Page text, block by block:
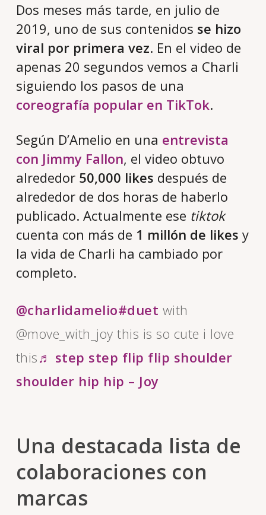
Dos meses más tarde, en julio de
2019, uno de sus contenidos se hizo
viral por primera vez. En el video de
apenas 20 segundos vemos a Charli
siguiendo los pasos de una
coreografía popular en TikTok.
Según D’Amelio en una entrevista
con Jimmy Fallon, el video obtuvo
alrededor 50,000 likes después de
alrededor de dos horas de haberlo
publicado. Actualmente ese tiktok
cuenta con más de 1 millón de likes y
la vida de Charli ha cambiado por
completo.
@charlidamelio#duet with
@move_with_joy this is so cute i love
this♬ step step flip flip shoulder
shoulder hip hip – Joy
Una destacada lista de
colaboraciones con
marcas